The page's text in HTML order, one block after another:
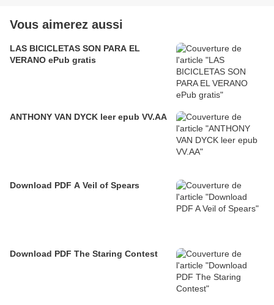
Vous aimerez aussi
LAS BICICLETAS SON PARA EL
VERANO ePub gratis
ANTHONY VAN DYCK leer epub VV.AA
Download PDF A Veil of Spears
Download PDF The Staring Contest